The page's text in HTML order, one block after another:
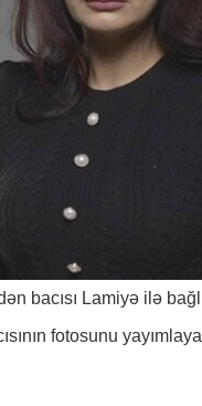
bacısı Lamiyə ilə
fotosunu